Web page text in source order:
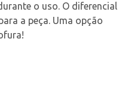
o uso. O diferencial
a peça. Uma opção